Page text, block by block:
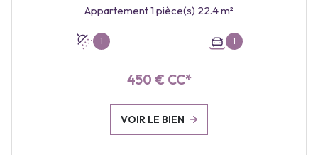
Appartement 1 pièce(s) 22.4 m²
1 1
450 € CC*
VOIR LE BIEN